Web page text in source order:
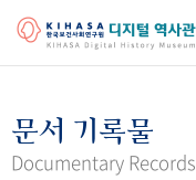
걸어온 길 기관 변천사
문서 기록물
Documentary Records